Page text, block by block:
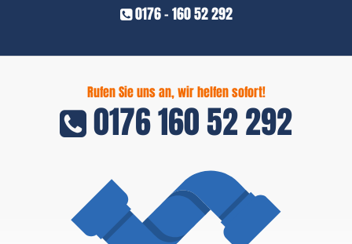
0176 - 160 52 292
Rufen Sie uns an, wir helfen sofort!
0176 160 52 292